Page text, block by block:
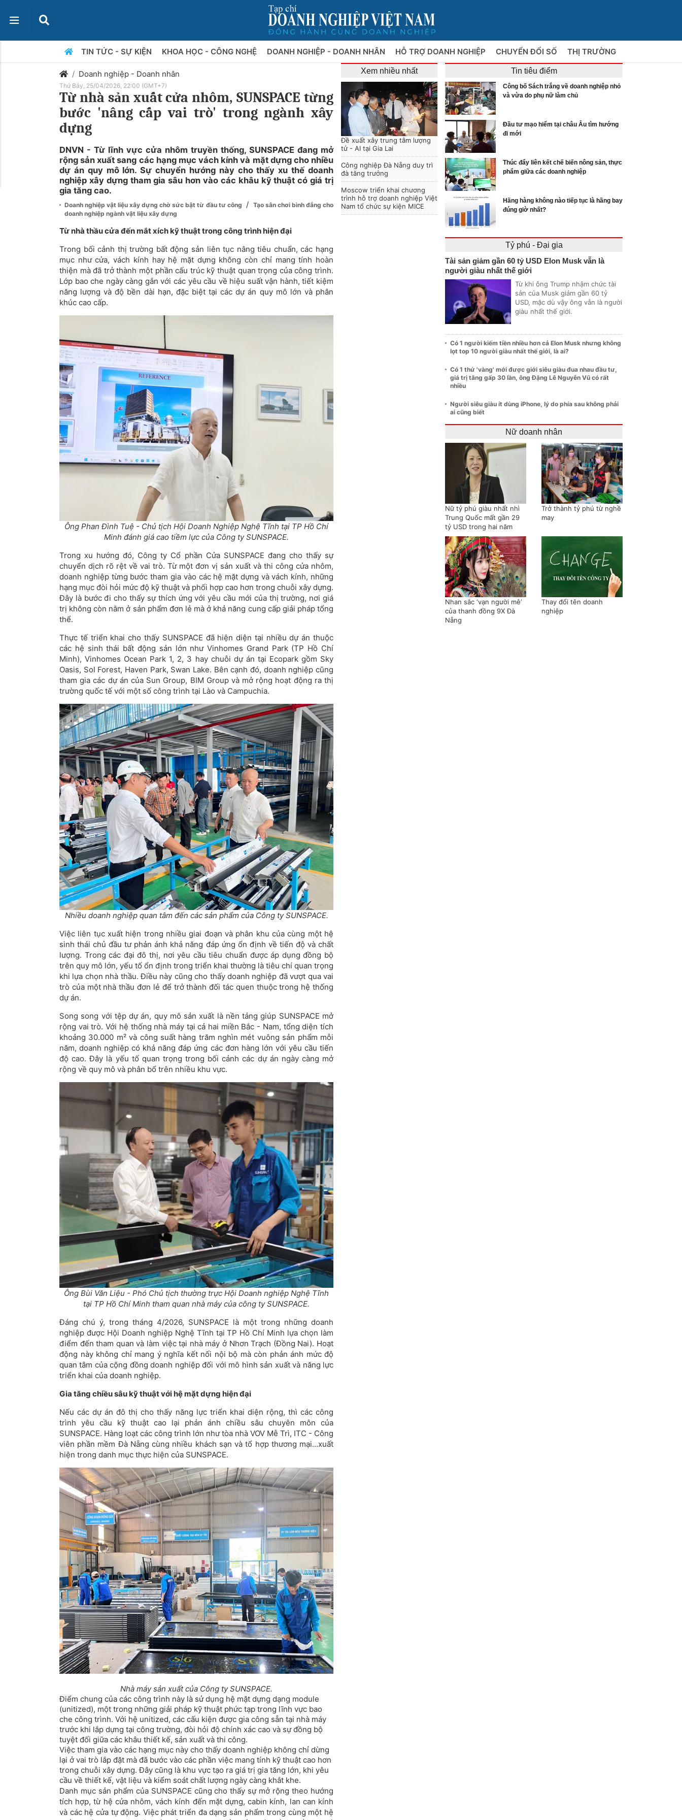
TIN TỨC - SỰ KIỆN KHOA HỌC - CÔNG NGHỆ DOANH NGHIỆP - DOANH NHÂN HỖ TRỢ DOANH NGHIỆP CHUYỂN ĐỔI SỐ THỊ TRƯỜNG
Doanh nghiệp - Doanh nhân
Thứ Bảy, 25/04/2026, 22:00 (GMT+7)
Từ nhà sản xuất cửa nhôm, SUNSPACE từng
bước 'nâng cấp vai trò' trong ngành xây
dựng
DNVN - Từ lĩnh vực cửa nhôm truyền thống, SUNSPACE đang mở
rộng sản xuất sang các hạng mục vách kính và mặt dựng cho nhiều
dự án quy mô lớn. Sự chuyển hướng này cho thấy xu thế doanh
nghiệp xây dựng tham gia sâu hơn vào các khâu kỹ thuật có giá trị
gia tăng cao.
Doanh nghiệp vật liệu xây dựng chờ sức bật từ đầu tư công /
Tạo sân chơi bình đẳng cho
doanh nghiệp ngành vật liệu xây dựng
Từ nhà thầu cửa đến mắt xích kỹ thuật trong công trình hiện đại
Trong bối cảnh thị trường bất động sản liên tục nâng tiêu chuẩn, các hạng
mục như cửa, vách kính hay hệ mặt dựng không còn chỉ mang tính hoàn
thiện mà đã trở thành một phần cấu trúc kỹ thuật quan trọng của công trình.
Lớp bao che ngày càng gắn với các yêu cầu về hiệu suất vận hành, tiết kiệm
năng lượng và độ bền dài hạn, đặc biệt tại các dự án quy mô lớn và phân
khúc cao cấp.
Ông Phan Đình Tuệ - Chủ tịch Hội Doanh Nghiệp Nghệ Tĩnh tại TP Hồ Chí
Minh đánh giá cao tiềm lực của Công ty SUNSPACE.
Trong xu hướng đó, Công ty Cổ phần Cửa SUNSPACE đang cho thấy sự
chuyển dịch rõ rệt về vai trò. Từ một đơn vị sản xuất và thi công cửa nhôm,
doanh nghiệp từng bước tham gia vào các hệ mặt dựng và vách kính, những
hạng mục đòi hỏi mức độ kỹ thuật và phối hợp cao hơn trong chuỗi xây dựng.
Đây là bước đi cho thấy sự thích ứng với yêu cầu mới của thị trường, nơi giá
trị không còn nằm ở sản phẩm đơn lẻ mà ở khả năng cung cấp giải pháp tổng
thể.
Thực tế triển khai cho thấy SUNSPACE đã hiện diện tại nhiều dự án thuộc
các hệ sinh thái bất động sản lớn như Vinhomes Grand Park (TP Hồ Chí
Minh), Vinhomes Ocean Park 1, 2, 3 hay chuỗi dự án tại Ecopark gồm Sky
Oasis, Sol Forest, Haven Park, Swan Lake. Bên cạnh đó, doanh nghiệp cũng
tham gia các dự án của Sun Group, BIM Group và mở rộng hoạt động ra thị
trường quốc tế với một số công trình tại Lào và Campuchia.
Nhiều doanh nghiệp quan tâm đến các sản phẩm của Công ty SUNSPACE.
Việc liên tục xuất hiện trong nhiều giai đoạn và phân khu của cùng một hệ
sinh thái chủ đầu tư phản ánh khả năng đáp ứng ổn định về tiến độ và chất
lượng. Trong các đại đô thị, nơi yêu cầu tiêu chuẩn được áp dụng đồng bộ
trên quy mô lớn, yếu tố ổn định trong triển khai thường là tiêu chí quan trọng
khi lựa chọn nhà thầu. Điều này cũng cho thấy doanh nghiệp đã vượt qua vai
trò của một nhà thầu đơn lẻ để trở thành đối tác quen thuộc trong hệ thống
dự án.
Song song với tệp dự án, quy mô sản xuất là nền tảng giúp SUNSPACE mở
rộng vai trò. Với hệ thống nhà máy tại cả hai miền Bắc - Nam, tổng diện tích
khoảng 30.000 m² và công suất hàng trăm nghìn mét vuông sản phẩm mỗi
năm, doanh nghiệp có khả năng đáp ứng các đơn hàng lớn với yêu cầu tiến
độ cao. Đây là yếu tố quan trọng trong bối cảnh các dự án ngày càng mở
rộng về quy mô và phân bổ trên nhiều khu vực.
Ông Bùi Văn Liệu - Phó Chủ tịch thường trực Hội Doanh nghiệp Nghệ Tĩnh
tại TP Hồ Chí Minh tham quan nhà máy của công ty SUNSPACE.
Đáng chú ý, trong tháng 4/2026, SUNSPACE là một trong những doanh
nghiệp được Hội Doanh nghiệp Nghệ Tĩnh tại TP Hồ Chí Minh lựa chọn làm
điểm đến tham quan và làm việc tại nhà máy ở Nhơn Trạch (Đồng Nai). Hoạt
động này không chỉ mang ý nghĩa kết nối nội bộ mà còn phản ánh mức độ
quan tâm của cộng đồng doanh nghiệp đối với mô hình sản xuất và năng lực
triển khai của doanh nghiệp.
Gia tăng chiều sâu kỹ thuật với hệ mặt dựng hiện đại
Nếu các dự án đô thị cho thấy năng lực triển khai diện rộng, thì các công
trình yêu cầu kỹ thuật cao lại phản ánh chiều sâu chuyên môn của
SUNSPACE. Hàng loạt các công trình lớn như tòa nhà VOV Mễ Trì, ITC - Công
viên phần mềm Đà Nẵng cùng nhiều khách sạn và tổ hợp thương mại...xuất
hiện trong danh mục thực hiện của SUNSPACE.
Nhà máy sản xuất của Công ty SUNSPACE.
Điểm chung của các công trình này là sử dụng hệ mặt dựng dạng module
(unitized), một trong những giải pháp kỹ thuật phức tạp trong lĩnh vực bao
che công trình. Với hệ unitized, các cấu kiện được gia công sẵn tại nhà máy
trước khi lắp dựng tại công trường, đòi hỏi độ chính xác cao và sự đồng bộ
tuyệt đối giữa các khâu thiết kế, sản xuất và thi công.
Việc tham gia vào các hạng mục này cho thấy doanh nghiệp không chỉ dừng
lại ở vai trò lắp đặt mà đã bước vào các phần việc mang tính kỹ thuật cao hơn
trong chuỗi xây dựng. Đây cũng là khu vực tạo ra giá trị gia tăng lớn, khi yêu
cầu về thiết kế, vật liệu và kiểm soát chất lượng ngày càng khắt khe.
Danh mục sản phẩm của SUNSPACE cũng cho thấy sự mở rộng theo hướng
tích hợp, từ hệ cửa nhôm, vách kính đến mặt dựng, cabin kính, lan can kính
và các hệ cửa tự động. Việc phát triển đa dạng sản phẩm trong cùng một hệ
Xem nhiều nhất
Đề xuất xây trung tâm lượng
tử - AI tại Gia Lai
Công nghiệp Đà Nẵng duy trì
đà tăng trưởng
Moscow triển khai chương
trình hỗ trợ doanh nghiệp Việt
Nam tổ chức sự kiện MICE
Tin tiêu điểm
Công bố Sách trắng về doanh nghiệp nhỏ
và vừa do phụ nữ làm chủ
Đầu tư mạo hiểm tại châu Âu tìm hướng
đi mới
Thúc đẩy liên kết chế biến nông sản, thực
phẩm giữa các doanh nghiệp
Hãng hàng không nào tiếp tục là hãng bay
đúng giờ nhất?
Tỷ phú - Đại gia
Tài sản giảm gần 60 tỷ USD Elon Musk vẫn là
người giàu nhất thế giới
Từ khi ông Trump nhậm chức tài
sản của Musk giảm gần 60 tỷ
USD, mặc dù vậy ông vẫn là người
giàu nhất thế giới.
Có 1 người kiếm tiền nhiều hơn cả Elon Musk nhưng không
lọt top 10 người giàu nhất thế giới, là ai?
Có 1 thứ 'vàng' mới được giới siêu giàu đua nhau đầu tư,
giá trị tăng gấp 30 lần, ông Đặng Lê Nguyên Vũ có rất
nhiều
Người siêu giàu ít dùng iPhone, lý do phía sau không phải
ai cũng biết
Nữ doanh nhân
Nữ tỷ phú giàu nhất nhì
Trung Quốc mất gần 29
tỷ USD trong hai năm
Trở thành tỷ phú từ nghề
may
Nhan sắc ‘vạn người mê’
của thanh đồng 9X Đà
Nẵng
Thay đổi tên doanh
nghiệp